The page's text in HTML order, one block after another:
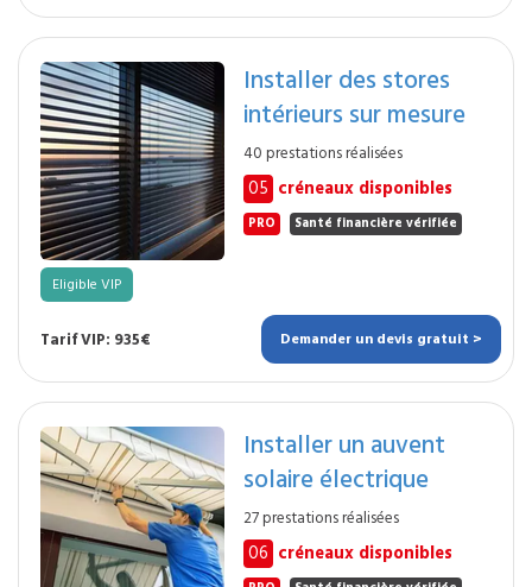
Installer des stores
intérieurs sur mesure
40 prestations réalisées
05 créneaux disponibles
PRO Santé financière vérifiée
Eligible VIP
Tarif VIP: 935€ Demander un devis gratuit >
Installer un auvent
solaire électrique
27 prestations réalisées
06 créneaux disponibles